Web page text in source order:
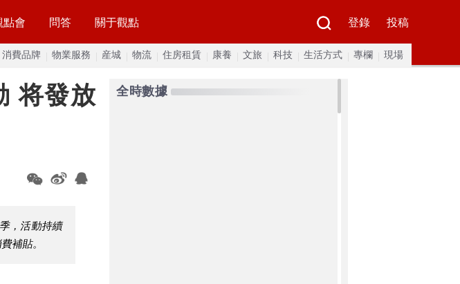
點會 問答 關于觀點 登錄 投稿
消費品牌 物業服務 産城 物流 住房租賃 康養 文旅 科技 生活方式 專欄 現場
将發放
，活動持續
補貼。
全時數據